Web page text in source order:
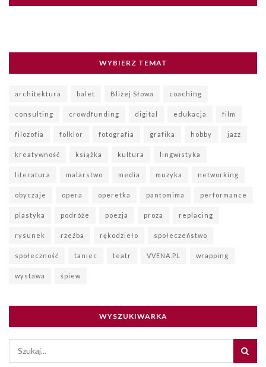
WYBIERZ TEMAT
architektura balet Bliżej Słowa coaching
consulting crowdfunding digital edukacja film
filozofia folklor fotografia grafika hobby jazz
kreatywność książka kultura lingwistyka
literatura malarstwo media muzyka networking
obyczaje opera operetka pantomima performance
plastyka podróże poezja proza replacing
rysunek rzeźba rękodzieło społeczeństwo
społeczność taniec teatr VVENA.PL wrapping
wystawa śpiew
WYSZUKIWARKA